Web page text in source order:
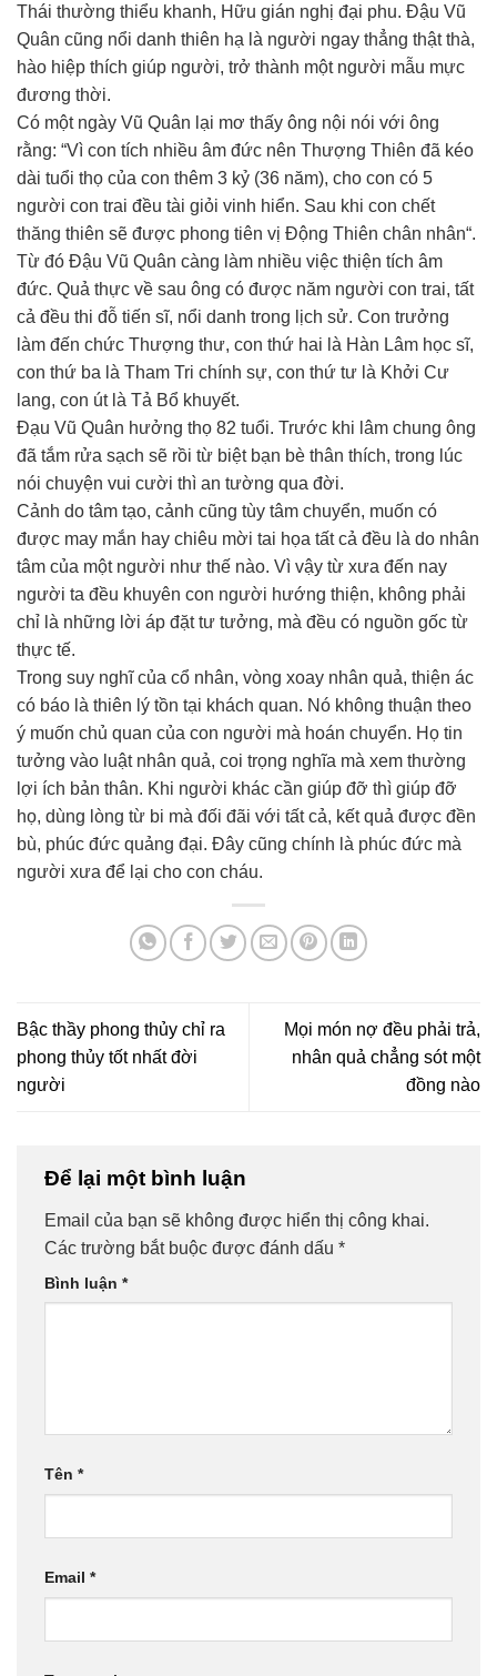
Thái thường thiểu khanh, Hữu gián nghị đại phu. Đậu Vũ
Quân cũng nổi danh thiên hạ là người ngay thẳng thật thà,
hào hiệp thích giúp người, trở thành một người mẫu mực
đương thời.
Có một ngày Vũ Quân lại mơ thấy ông nội nói với ông
rằng: “Vì con tích nhiều âm đức nên Thượng Thiên đã kéo
dài tuổi thọ của con thêm 3 kỷ (36 năm), cho con có 5
người con trai đều tài giỏi vinh hiển. Sau khi con chết
thăng thiên sẽ được phong tiên vị Động Thiên chân nhân“.
Từ đó Đậu Vũ Quân càng làm nhiều việc thiện tích âm
đức. Quả thực về sau ông có được năm người con trai, tất
cả đều thi đỗ tiến sĩ, nổi danh trong lịch sử. Con trưởng
làm đến chức Thượng thư, con thứ hai là Hàn Lâm học sĩ,
con thứ ba là Tham Tri chính sự, con thứ tư là Khởi Cư
lang, con út là Tả Bổ khuyết.
Đạu Vũ Quân hưởng thọ 82 tuổi. Trước khi lâm chung ông
đã tắm rửa sạch sẽ rồi từ biệt bạn bè thân thích, trong lúc
nói chuyện vui cười thì an tường qua đời.
Cảnh do tâm tạo, cảnh cũng tùy tâm chuyển, muốn có
được may mắn hay chiêu mời tai họa tất cả đều là do nhân
tâm của một người như thế nào. Vì vậy từ xưa đến nay
người ta đều khuyên con người hướng thiện, không phải
chỉ là những lời áp đặt tư tưởng, mà đều có nguồn gốc từ
thực tế.
Trong suy nghĩ của cổ nhân, vòng xoay nhân quả, thiện ác
có báo là thiên lý tồn tại khách quan. Nó không thuận theo
ý muốn chủ quan của con người mà hoán chuyển. Họ tin
tưởng vào luật nhân quả, coi trọng nghĩa mà xem thường
lợi ích bản thân. Khi người khác cần giúp đỡ thì giúp đỡ
họ, dùng lòng từ bi mà đối đãi với tất cả, kết quả được đền
bù, phúc đức quảng đại. Đây cũng chính là phúc đức mà
người xưa để lại cho con cháu.
Bậc thầy phong thủy chỉ ra
phong thủy tốt nhất đời
người
Mọi món nợ đều phải trả,
nhân quả chẳng sót một
đồng nào
Để lại một bình luận
Email của bạn sẽ không được hiển thị công khai.
Các trường bắt buộc được đánh dấu *
Bình luận *
Tên *
Email *